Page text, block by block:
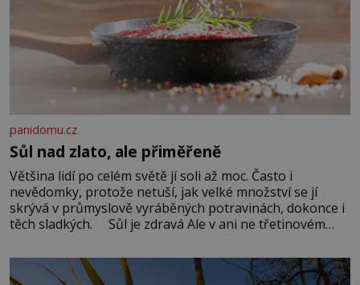
panidomu.cz
Sůl nad zlato, ale přiměřeně
Většina lidí po celém světě jí soli až moc. Často i
nevědomky, protože netuší, jak velké množství se jí
skrývá v průmyslově vyráběných potravinách, dokonce i
těch sladkých. Sůl je zdravá Ale v ani ne třetinovém
základní složky– sodík a chlór – jsou zásadní pro
správné hospodaření